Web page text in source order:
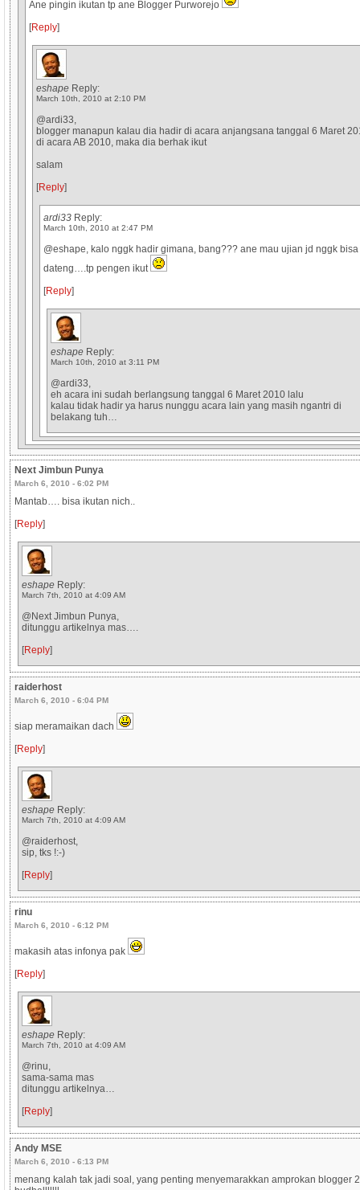
Ane pingin ikutan tp ane Blogger Purworejo
[Reply]
eshape Reply:
March 10th, 2010 at 2:10 PM
@ardi33,
blogger manapun kalau dia hadir di acara anjangsana tanggal 6 Maret
di acara AB 2010, maka dia berhak ikut
salam
[Reply]
ardi33 Reply:
March 10th, 2010 at 2:47 PM
@eshape, kalo nggk hadir gimana, bang??? ane mau ujian jd nggk bisa
dateng….tp pengen ikut
[Reply]
eshape Reply:
March 10th, 2010 at 3:11 PM
@ardi33,
eh acara ini sudah berlangsung tanggal 6 Maret 2010 lalu
kalau tidak hadir ya harus nunggu acara lain yang masih ngantri di
belakang tuh…
Next Jimbun Punya
March 6, 2010 - 6:02 PM
Mantab…. bisa ikutan nich..
[Reply]
eshape Reply:
March 7th, 2010 at 4:09 AM
@Next Jimbun Punya,
ditunggu artikelnya mas….
[Reply]
raiderhost
March 6, 2010 - 6:04 PM
siap meramaikan dach
[Reply]
eshape Reply:
March 7th, 2010 at 4:09 AM
@raiderhost,
sip, tks !:-)
[Reply]
rinu
March 6, 2010 - 6:12 PM
makasih atas infonya pak
[Reply]
eshape Reply:
March 7th, 2010 at 4:09 AM
@rinu,
sama-sama mas
ditunggu artikelnya…
[Reply]
Andy MSE
March 6, 2010 - 6:13 PM
menang kalah tak jadi soal, yang penting menyemarakkan amprokan blogger